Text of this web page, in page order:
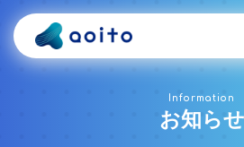
Information
お知らせ